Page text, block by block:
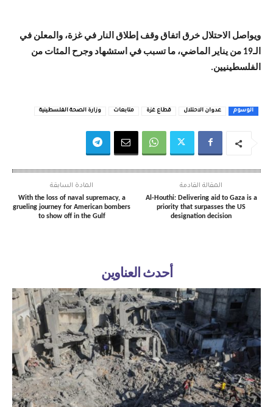
ويواصل الاحتلال خرق اتفاق وقف إطلاق النار في غزة، والمعلن في
الـ19 من يناير الماضي، ما تسبب في استشهاد وجرح المئات من
الفلسطينيين.
الوسوم عدوان الاحتلال قطاع غزة متابعات وزارة الصحة الفلسطينية
المادة السابقة
With the loss of naval supremacy, a
grueling journey for American bombers
to show off in the Gulf
المقالة القادمة
Al-Houthi: Delivering aid to Gaza is a
priority that surpasses the US
designation decision
أحدث العناوين